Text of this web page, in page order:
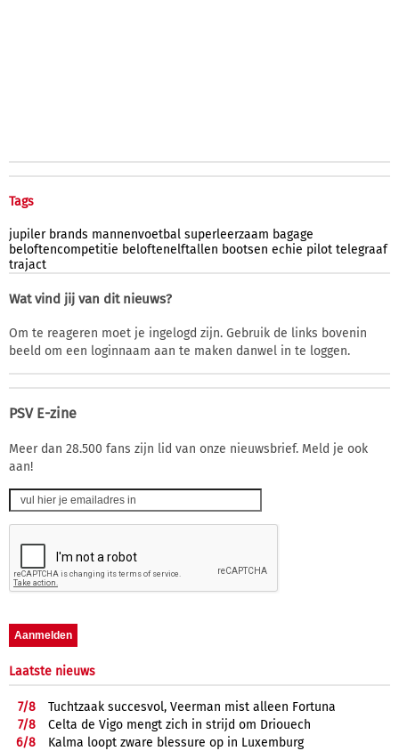
Tags
jupiler brands mannenvoetbal superleerzaam bagage
beloftencompetitie beloftenelftallen bootsen echie pilot telegraaf
trajact
Wat vind jij van dit nieuws?
Om te reageren moet je ingelogd zijn. Gebruik de links bovenin
beeld om een loginnaam aan te maken danwel in te loggen.
PSV E-zine
Meer dan 28.500 fans zijn lid van onze nieuwsbrief. Meld je ook
aan!
Laatste nieuws
7/8
Tuchtzaak succesvol, Veerman mist alleen Fortuna
7/8
Celta de Vigo mengt zich in strijd om Driouech
6/8
Kalma loopt zware blessure op in Luxemburg